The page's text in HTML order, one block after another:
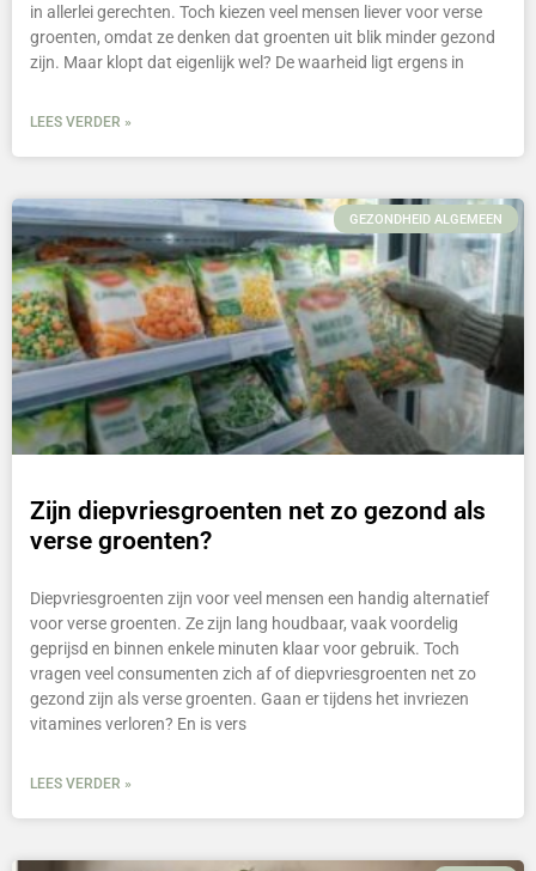
in allerlei gerechten. Toch kiezen veel mensen liever voor verse
groenten, omdat ze denken dat groenten uit blik minder gezond
zijn. Maar klopt dat eigenlijk wel? De waarheid ligt ergens in
LEES VERDER »
GEZONDHEID ALGEMEEN
Zijn diepvriesgroenten net zo gezond als
verse groenten?
Diepvriesgroenten zijn voor veel mensen een handig alternatief
voor verse groenten. Ze zijn lang houdbaar, vaak voordelig
geprijsd en binnen enkele minuten klaar voor gebruik. Toch
vragen veel consumenten zich af of diepvriesgroenten net zo
gezond zijn als verse groenten. Gaan er tijdens het invriezen
vitamines verloren? En is vers
LEES VERDER »